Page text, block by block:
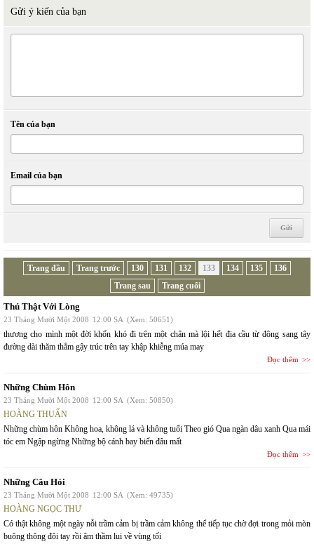
Gửi ý kiến của bạn
Tên của bạn
Email của bạn
Trang đầu Trang trước 130 131 132 133 134 135
136
Trang sau
Trang cuối
Thú Thật Với Lòng
23 Tháng Mười Một 2008 12:00 SA (Xem: 50651)
thương cho mình một đời khốn khó đi trên một chân mà lội hết địa cầu từ đông sang tây
đường dài thăm thẳm gậy trúc trên tay khập khiễng múa may
Đọc thêm
Những Chùm Hôn
23 Tháng Mười Một 2008 12:00 SA (Xem: 50850)
HOÀNG THUẤN
Những chùm hôn Không hoa, không lá và không tuổi Theo gió Qua ngàn dâu xanh Qua mái
tóc em Ngập ngừng Những bộ cánh bay biến đâu mất
Đọc thêm
Những Câu Hỏi
23 Tháng Mười Một 2008 12:00 SA (Xem: 49735)
HOÀNG NGỌC THƯ
Có thật không một ngày nỗi trầm cảm bị trầm cảm không thể tiếp tục chờ đợi trong mỏi mòn
buông thõng đôi tay rồi âm thầm lui về vùng tối